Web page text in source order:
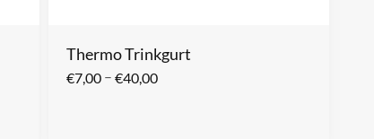
Thermo Trinkgurt
€7,00– €40,00